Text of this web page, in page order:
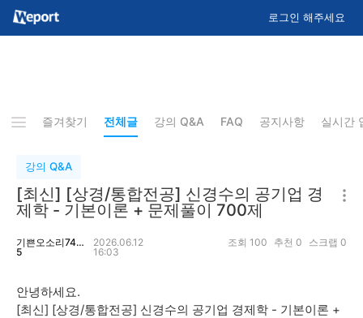
로그인 해주세요
즐겨찾기 전체글 강의 Q&A FAQ 공지사항 실시간
강의 Q&A
[최신] [상경/통합전공] 신경수의 공기업 경
제학 - 기본이론 + 문제풀이 700제
기쁜오소리746
5
2026.06.12
16:03
조회 100 추천 0 스크랩 0
안녕하세요.
[최신] [상경/통합전공] 신경수의 공기업 경제학 - 기본이론 +